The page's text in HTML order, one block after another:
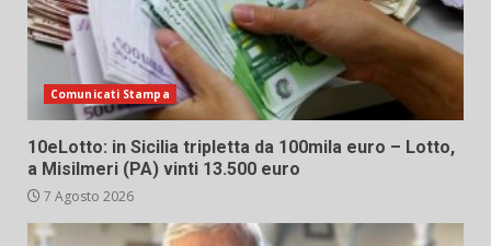
Comunicati Stampa
10eLotto: in Sicilia tripletta da 100mila euro – Lotto,
a Misilmeri (PA) vinti 13.500 euro
7 Agosto 2026